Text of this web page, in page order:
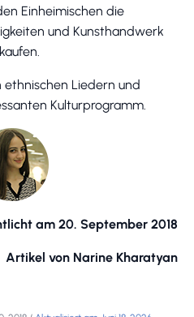
Einheimischen die
und Kunsthandwerk
Liedern und
Kulturprogramm.
am 20. September 2018
Artikel von Narine Kharatyan